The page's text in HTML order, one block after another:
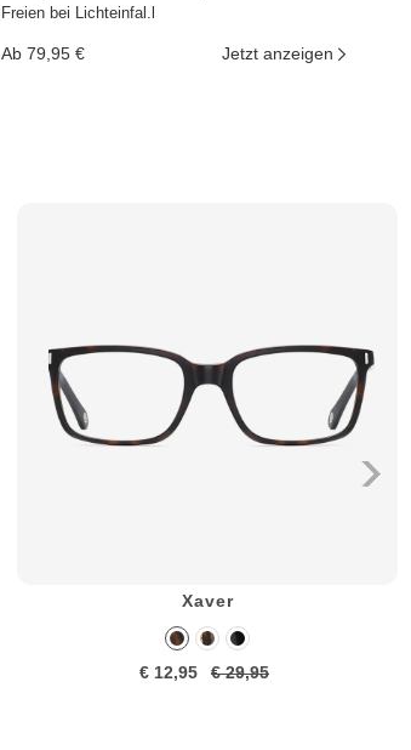
Freien bei Lichteinfal.l
Ab 79,95 € Jetzt anzeigen
Xaver
€ 12,95 € 29,95